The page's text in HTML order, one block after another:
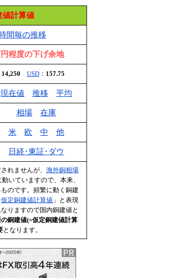
値計算値
間毎の推移
程度の下げ余地
14,250 USD ： 157.75
現在値 推移 平均
相場 在庫
米 欧 中 他
日経･東証･ダウ
れませんが、 海外銅相場
動いていますので、本来、
のです。頻繁に動く銅建
仮定銅建値計算値 」と表現
りますので国内銅建値と
銅建値(=仮定銅建値計算
となります。